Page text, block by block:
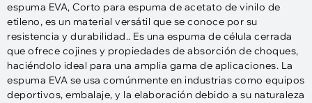
espuma EVA, Corto para espuma de acetato de vinilo de
etileno, es un material versátil que se conoce por su
resistencia y durabilidad.. Es una espuma de célula cerrada
que ofrece cojines y propiedades de absorción de choques,
haciéndolo ideal para una amplia gama de aplicaciones. La
espuma EVA se usa comúnmente en industrias como equipos
deportivos, embalaje, y la elaboración debido a su naturaleza